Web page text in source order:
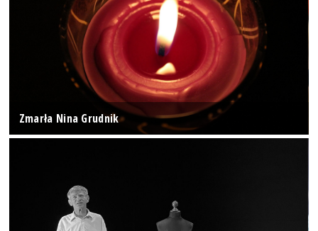
Zmarła Nina Grudnik